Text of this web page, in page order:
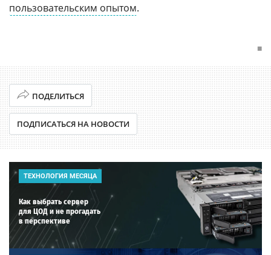
пользовательским опытом.
■
ПОДЕЛИТЬСЯ
ПОДПИСАТЬСЯ НА НОВОСТИ
ТЕХНОЛОГИЯ МЕСЯЦА
Как выбрать сервер
для ЦОД и не прогадать
в перспективе